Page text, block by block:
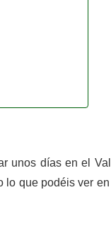
unos días en el
lo que podéis ver